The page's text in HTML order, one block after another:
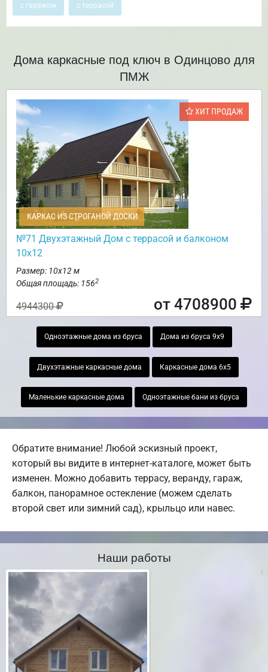
с гаражом с террасой
Дома каркасные под ключ в Одинцово для
ПМЖ
ХИТ ПРОДАЖ
КАРКАС ИЗ СТРОГАНОЙ ДОСКИ
№71 Двухэтажный Дом с террасой и балконом
10х12
Размер: 10х12 м
Общая площадь: 1562
4944300 от 4708900
Одноэтажные дома из бруса Дома из бруса 9х9
Двухэтажные каркасные дома Каркасные дома 6х5
Маленькие каркасные дома Одноэтажные бани из бруса
Обратите внимание! Любой эскизный проект,
который вы видите в интернет-каталоге, может быть
изменен. Можно добавить террасу, веранду, гараж,
балкон, панорамное остекление (можем сделать
второй свет или зимний сад), крыльцо или навес.
Наши работы